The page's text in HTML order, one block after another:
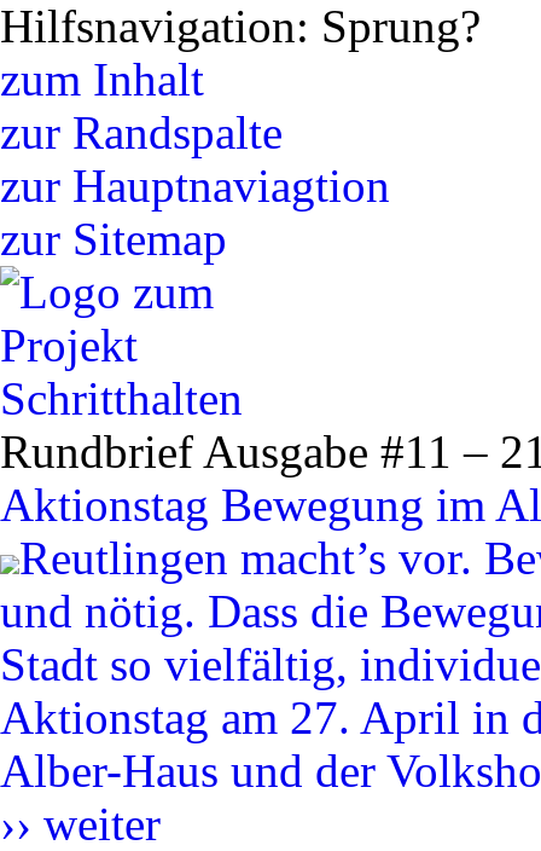
Hilfsnavigation: Sprung?
zum Inhalt
zur Randspalte
zur Hauptnaviagtion
zur Sitemap
Rundbrief Ausgabe #11 –
Aktionstag Bewegung im
Reutlingen macht’s vor.
und nötig. Dass die
Stadt so vielfältig,
Aktionstag am 27. April in
Alber-Haus und der
›› weiter